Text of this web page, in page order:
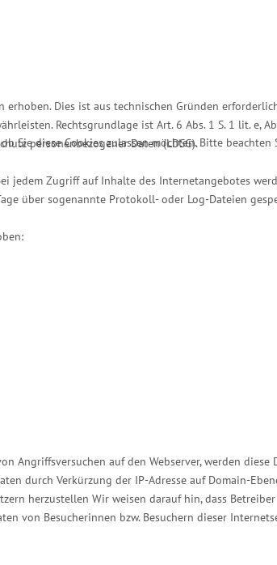
Dies ist aus technischen Gründen
Rechtsgrundlage ist Art. 6 Abs. 1 S. 1 lit. e,
personenbezogener Daten (LDSG).
jedem Zugriff auf Inhalte des Internetangebotes
über sogenannte Protokoll- oder Log-Dateien
Angriffsversuchen auf den Webserver, werden diese
durch Verkürzung der IP-Adresse auf Domain-
herzustellen Wir weisen darauf hin, dass
von Besucherinnen bzw. Besuchern dieser
Sie diese Cookies zulassen möchten. Bitte beachten